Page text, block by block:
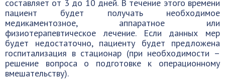
составляет от 3 до 10 дней. В течение этого времени
пациент будет получать необходимое
медикаментозное, аппаратное или
физиотерапевтическое лечение. Если данных мер
будет недостаточно, пациенту будет предложена
госпитализация в стационар (при необходимости –
решение вопроса о подготовке к операционному
вмешательству).